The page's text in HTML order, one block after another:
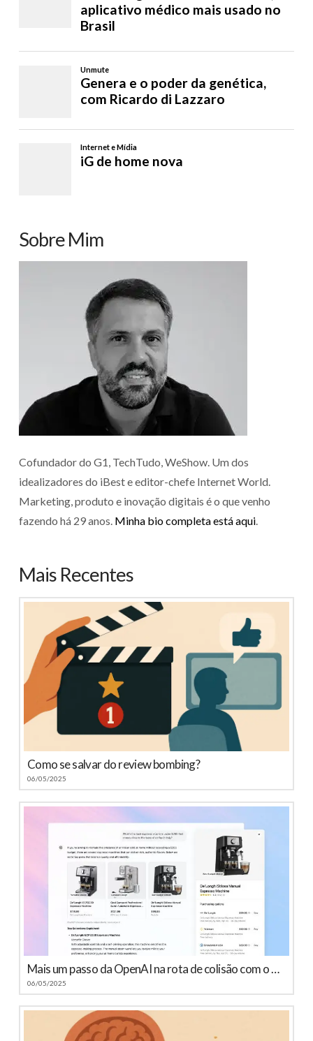
Sobre Mim
Cofundador do G1, TechTudo, WeShow. Um dos
idealizadores do iBest e editor-chefe Internet World.
Marketing, produto e inovação digitais é o que venho
fazendo há 29 anos. Minha bio completa está aqui.
Mais Recentes
Como se salvar do review bombing?
06/05/2025
Mais um passo da OpenAI na rota de colisão com o Google
06/05/2025